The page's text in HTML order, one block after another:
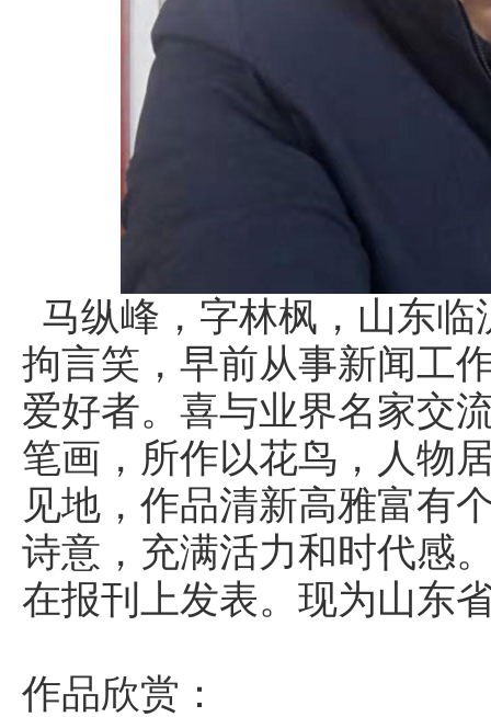
马纵峰，字林枫，山东
拘言笑，早前从事新闻工
爱好者。喜与业界名家交
笔画，所作以花鸟，人物
见地，作品清新高雅富有
诗意，充满活力和时代感
在报刊上发表。现为山东
作品欣赏：